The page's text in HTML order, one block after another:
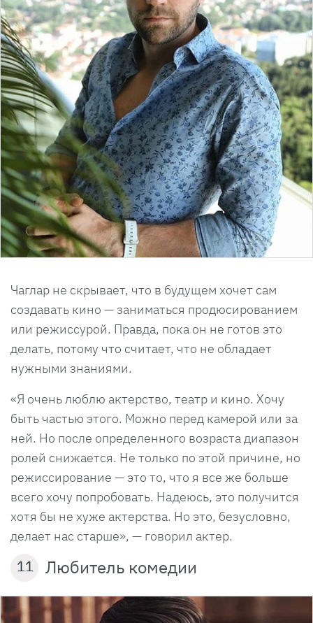
Чаглар не скрывает, что в будущем хочет сам
создавать кино — заниматься продюсированием
или режиссурой. Правда, пока он не готов это
делать, потому что считает, что не обладает
нужными знаниями.
«Я очень люблю актерство, театр и кино. Хочу
быть частью этого. Можно перед камерой или за
ней. Но после определенного возраста диапазон
ролей снижается. Не только по этой причине, но
режиссирование — это то, что я все же больше
всего хочу попробовать. Надеюсь, это получится
хотя бы не хуже актерства. Но это, безусловно,
делает нас старше», — говорил актер.
11 Любитель комедии